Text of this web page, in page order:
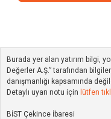
Burada yer alan yatırım bilgi,
Değerler A.Ş.” tarafından
danışmanlığı kapsamında
Detaylı uyarı notu için lütfen
BİST Çekince İbaresi